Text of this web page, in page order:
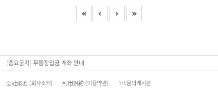
[중요공지] 무통장입금 계좌 안내
会社概要 (회사소개) 利用規約 (이용약관)
1:1문의게시판